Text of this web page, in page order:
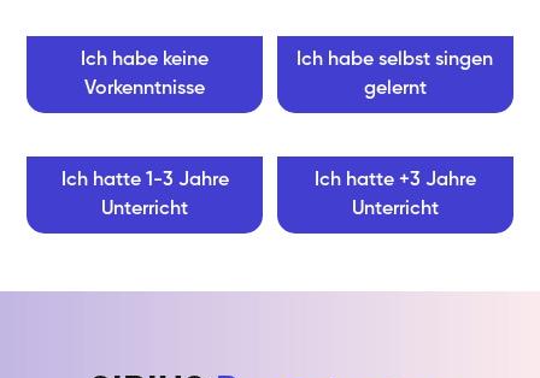
Ich habe keine
Vorkenntnisse
Ich habe selbst singen
gelernt
Ich hatte 1-3 Jahre
Unterricht
Ich hatte +3 Jahre
Unterricht